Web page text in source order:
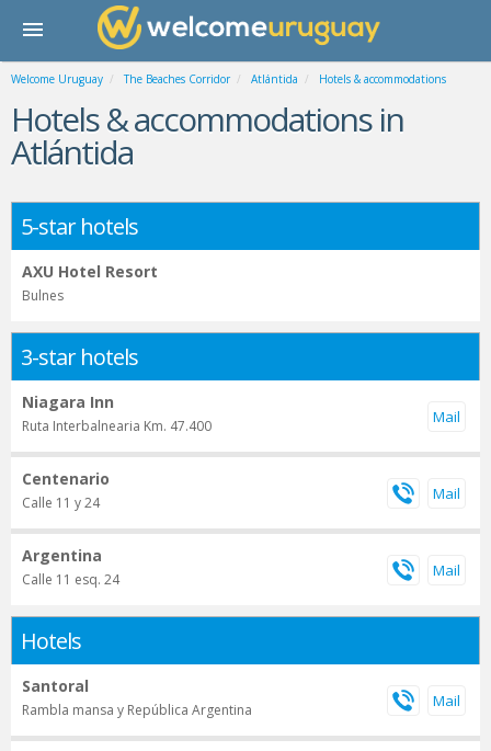
Welcome Uruguay The Beaches Corridor Atlántida Hotels & accommodations
Hotels & accommodations in
Atlántida
5-star hotels
AXU Hotel Resort
Bulnes
3-star hotels
Niagara Inn
Ruta Interbalnearia Km. 47.400
Centenario
Calle 11 y 24
Argentina
Calle 11 esq. 24
Hotels
Santoral
Rambla mansa y República Argentina